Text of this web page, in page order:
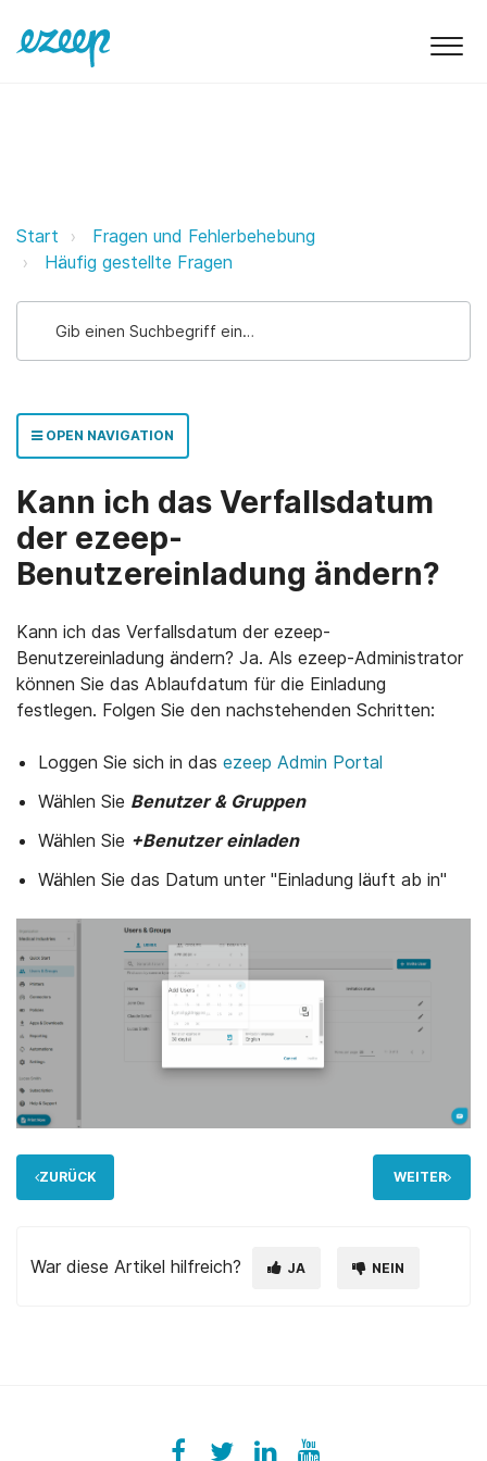
Kann ich das Verfallsdatum der
Start
Fragen und Fehlerbehebung
Häufig gestellte Fragen
OPEN NAVIGATION
Kann ich das Verfallsdatum
der ezeep-
Benutzereinladung ändern?
Kann ich das Verfallsdatum der ezeep-
Benutzereinladung ändern? Ja. Als ezeep-Administrator
können Sie das Ablaufdatum für die Einladung
festlegen. Folgen Sie den nachstehenden Schritten:
Loggen Sie sich in das ezeep Admin Portal
Wählen Sie Benutzer & Gruppen
Wählen Sie +Benutzer einladen
Wählen Sie das Datum unter "Einladung läuft ab in"
ZURÜCK WEITER
War diese Artikel hilfreich? JA NEIN
Facebook
ezeeplive
Twitter
ezeepLinkedIn
ezeepYouTube